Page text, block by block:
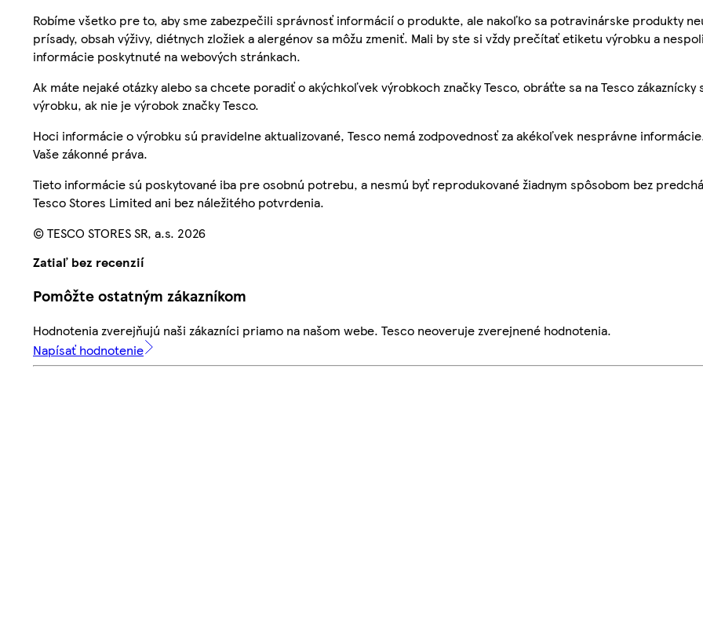
Robíme všetko pre to, aby sme zabezpečili správnosť informácií o produkte, ale nakoľko sa potravinárske produkty
prísady, obsah výživy, diétnych zložiek a alergénov sa môžu zmeniť. Mali by ste si vždy prečítať etiketu výrobku a
informácie poskytnuté na webových stránkach.
Ak máte nejaké otázky alebo sa chcete poradiť o akýchkoľvek výrobkoch značky Tesco, obráťte sa na Tesco
výrobku, ak nie je výrobok značky Tesco.
Hoci informácie o výrobku sú pravidelne aktualizované, Tesco nemá zodpovednosť za akékoľvek nesprávne
Vaše zákonné práva.
Tieto informácie sú poskytované iba pre osobnú potrebu, a nesmú byť reprodukované žiadnym spôsobom bez
Tesco Stores Limited ani bez náležitého potvrdenia.
© TESCO STORES SR, a.s. 2026
Zatiaľ bez recenzií
Pomôžte ostatným zákazníkom
Hodnotenia zverejňujú naši zákazníci priamo na našom webe. Tesco neoveruje zverejnené hodnotenia.
Napísať hodnotenie